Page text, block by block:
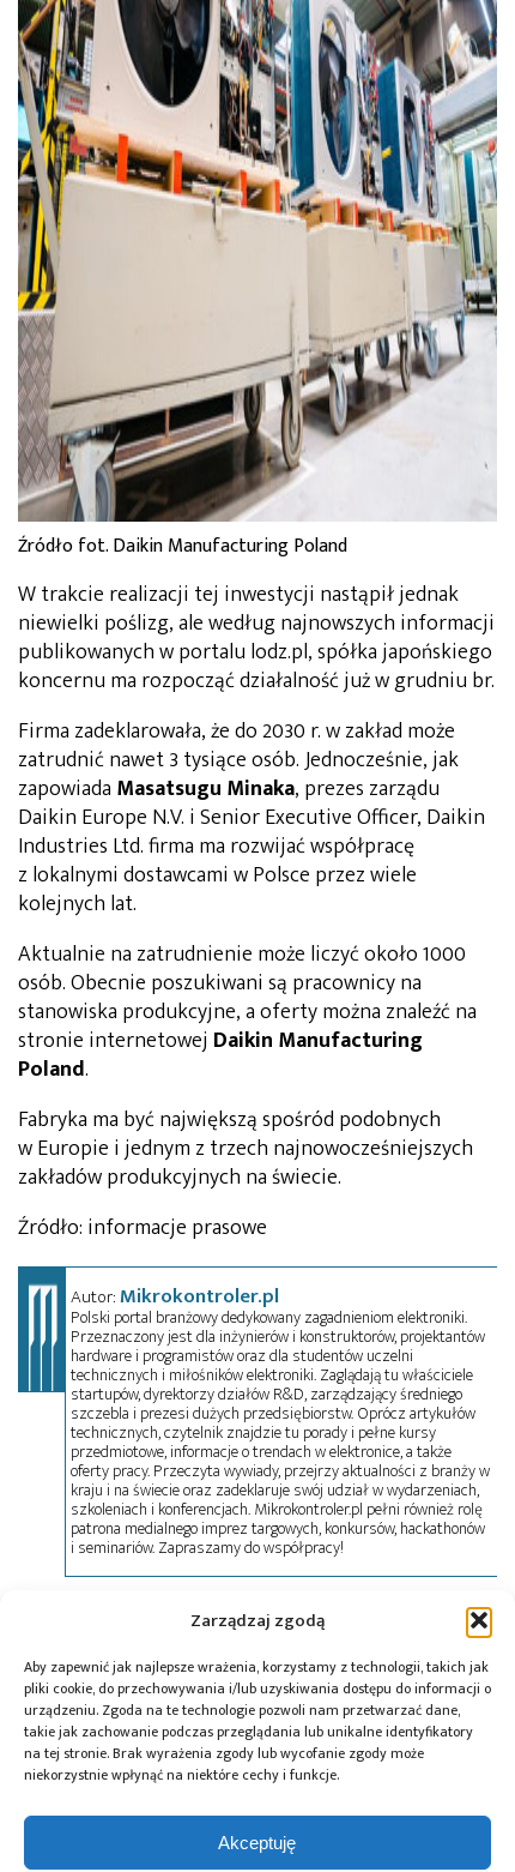
Zarządzaj zgodą
Aby zapewnić jak najlepsze wrażenia, korzystamy z technologii, takich jak
pliki cookie, do przechowywania i/lub uzyskiwania dostępu do informacji o
urządzeniu. Zgoda na te technologie pozwoli nam przetwarzać dane,
takie jak zachowanie podczas przeglądania lub unikalne identyfikatory
na tej stronie. Brak wyrażenia zgody lub wycofanie zgody może
niekorzystnie wpłynąć na niektóre cechy i funkcje.
Akceptuję
Źródło fot. Daikin Manufacturing Poland
W trakcie realizacji tej inwestycji nastąpił jednak
niewielki poślizg, ale według najnowszych informacji
publikowanych w portalu lodz.pl, spółka japońskiego
koncernu ma rozpocząć działalność już w grudniu br.
Firma zadeklarowała, że do 2030 r. w zakład może
zatrudnić nawet 3 tysiące osób. Jednocześnie, jak
zapowiada Masatsugu Minaka, prezes zarządu
Daikin Europe N.V. i Senior Executive Officer, Daikin
Industries Ltd. firma ma rozwijać współpracę
z lokalnymi dostawcami w Polsce przez wiele
kolejnych lat.
Aktualnie na zatrudnienie może liczyć około 1000
osób. Obecnie poszukiwani są pracownicy na
stanowiska produkcyjne, a oferty można znaleźć na
stronie internetowej Daikin Manufacturing
Poland.
Fabryka ma być największą spośród podobnych
w Europie i jednym z trzech najnowocześniejszych
zakładów produkcyjnych na świecie.
Źródło: informacje prasowe
Autor:Mikrokontroler.pl
Polski portal branżowy dedykowany zagadnieniom elektroniki.
Przeznaczony jest dla inżynierów i konstruktorów, projektantów
hardware i programistów oraz dla studentów uczelni
technicznych i miłośników elektroniki. Zaglądają tu właściciele
startupów, dyrektorzy działów R&D, zarządzający średniego
szczebla i prezesi dużych przedsiębiorstw. Oprócz artykułów
technicznych, czytelnik znajdzie tu porady i pełne kursy
przedmiotowe, informacje o trendach w elektronice, a także
oferty pracy. Przeczyta wywiady, przejrzy aktualności z branży w
kraju i na świecie oraz zadeklaruje swój udział w wydarzeniach,
szkoleniach i konferencjach. Mikrokontroler.pl pełni również rolę
patrona medialnego imprez targowych, konkursów, hackathonów
i seminariów. Zapraszamy do współpracy!
,pompa
Przeczytaj również: